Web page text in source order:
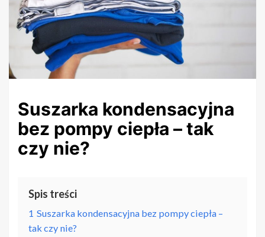
Suszarka kondensacyjna
bez pompy ciepła – tak
czy nie?
Spis treści
1 Suszarka kondensacyjna bez pompy ciepła –
tak czy nie?